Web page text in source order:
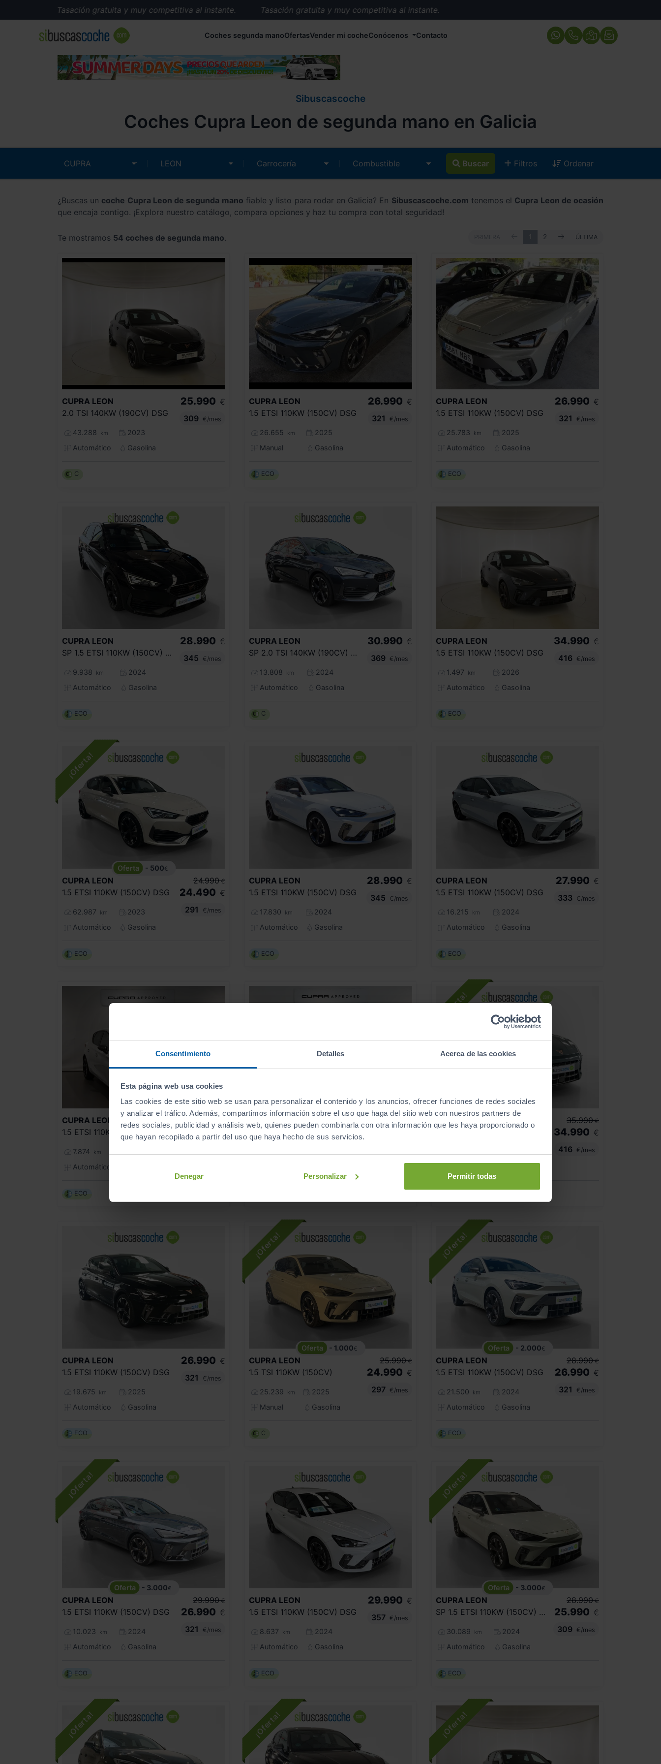
Consentimiento Detalles Acerca de las cookies
Esta página web usa cookies
Las cookies de este sitio web se usan para personalizar el contenido y los anuncios, ofrecer funciones de redes sociales
y analizar el tráfico. Además, compartimos información sobre el uso que haga del sitio web con nuestros partners de
redes sociales, publicidad y análisis web, quienes pueden combinarla con otra información que les haya proporcionado o
que hayan recopilado a partir del uso que haya hecho de sus servicios.
Denegar Personalizar Permitir todas
Tasación gratuita y muy competitiva al instante.
Tasación gratuita y muy competitiva al instante.
Más de 5.000 conductores satisfechos.
Buscamos el coche que tu quieras.
Nos ocupamos de todos los trámites.
Compramos tu coche. Pago inmediato.
Coches segunda manoOfertasVender mi cocheConócenos Contacto
Sibuscascoche
Coches Cupra Leon de segunda mano en Galicia
Buscar Filtros Ordenar
¿Buscas un coche Cupra Leon de segunda mano fiable y listo para rodar en Galicia? En Sibuscascoche.com tenemos el Cupra Leon de ocasión
que encaja contigo. ¡Explora nuestro catálogo, compara opciones y haz tu compra con total seguridad!
Te mostramos 54 coches de segunda mano. ANTERIOR
2 SIGUIENTE
ÚLTIMA
CUPRA LEON
2.0 TSI 140KW (190CV) DSG
43.288 km
2023
Automático
Gasolina
25.990 €
309
€/mes
C
CUPRA LEON
1.5 ETSI 110KW (150CV) DSG
26.655 km
2025
Manual
Gasolina
26.990 €
321
€/mes
ECO
CUPRA LEON
1.5 ETSI 110KW (150CV) DSG
25.783 km
2025
Automático
Gasolina
26.990 €
321
€/mes
ECO
CUPRA LEON
SP 1.5 ETSI 110KW (150CV) DSG
9.938 km
2024
Automático
Gasolina
28.990 €
345
€/mes
ECO
CUPRA LEON
SP 2.0 TSI 140KW (190CV) DSG
13.808 km
2024
Automático
Gasolina
30.990 €
369
€/mes
C
CUPRA LEON
1.5 ETSI 110KW (150CV) DSG
1.497 km
2026
Automático
Gasolina
34.990 €
416
€/mes
ECO
- 500€
CUPRA LEON
1.5 ETSI 110KW (150CV) DSG
62.987 km
2023
Automático
Gasolina
24.990 €
24.490 €
291
€/mes
ECO
CUPRA LEON
1.5 ETSI 110KW (150CV) DSG
17.830 km
2024
Automático
Gasolina
28.990 €
345
€/mes
ECO
CUPRA LEON
1.5 ETSI 110KW (150CV) DSG
16.215 km
2024
Automático
Gasolina
27.990 €
333
€/mes
ECO
CUPRA LEON
1.5 ETSI 110KW (150CV) DSG
7.874 km
Automático
30.990
369
€/mes
ECO
CUPRA
1.5 ETSI 110KW (150CV) DSG
30.990 CUPRA
LEON
35.990 €
34.990 €
416
€/mes
CUPRA LEON
1.5 ETSI 110KW (150CV) DSG
19.675 km
2025
Automático
Gasolina
26.990 €
321
€/mes
ECO
- 1.000€
CUPRA LEON
1.5 TSI 110KW (150CV)
25.239 km
2025
Manual
Gasolina
25.990 €
24.990 €
297
€/mes
C
- 2.000€
CUPRA LEON
1.5 ETSI 110KW (150CV) DSG
21.500 km
2024
Automático
Gasolina
28.990 €
26.990 €
321
€/mes
ECO
- 3.000€
CUPRA LEON
1.5 ETSI 110KW (150CV) DSG
10.023 km
2024
Automático
Gasolina
29.990 €
26.990 €
321
€/mes
ECO
CUPRA LEON
1.5 ETSI 110KW (150CV) DSG
8.637 km
2024
Automático
Gasolina
29.990 €
357
€/mes
ECO
- 3.000€
CUPRA LEON
SP 1.5 ETSI 110KW (150CV) DSG
30.089 km
2024
Automático
Gasolina
28.990 €
25.990 €
309
€/mes
ECO